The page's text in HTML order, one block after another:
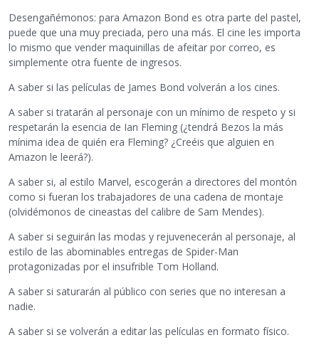
Desengañémonos: para Amazon Bond es otra parte del pastel,
puede que una muy preciada, pero una más. El cine les importa
lo mismo que vender maquinillas de afeitar por correo, es
simplemente otra fuente de ingresos.
A saber si las películas de James Bond volverán a los cines.
A saber si tratarán al personaje con un mínimo de respeto y si
respetarán la esencia de Ian Fleming (¿tendrá Bezos la más
mínima idea de quién era Fleming? ¿Creéis que alguien en
Amazon le leerá?).
A saber si, al estilo Marvel, escogerán a directores del montón
como si fueran los trabajadores de una cadena de montaje
(olvidémonos de cineastas del calibre de Sam Mendes).
A saber si seguirán las modas y rejuvenecerán al personaje, al
estilo de las abominables entregas de Spider-Man
protagonizadas por el insufrible Tom Holland.
A saber si saturarán al público con series que no interesan a
nadie.
A saber si se volverán a editar las películas en formato físico.